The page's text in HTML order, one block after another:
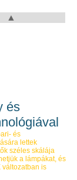
Szimetrikus 81°
336W, 41160
dugalj
50-60Hz,
▲
és
és
lettek
széles skálája
a lámpákat, és
változatban is